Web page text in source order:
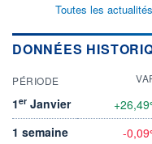
Toutes les
DONNÉES
PÉRIODE
1er Janvier
1 semaine
-